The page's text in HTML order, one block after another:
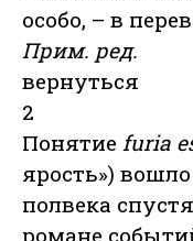
особо, – в
Прим. ред.
вернуться
2
Понятие furia
ярость»)
полвека
романе